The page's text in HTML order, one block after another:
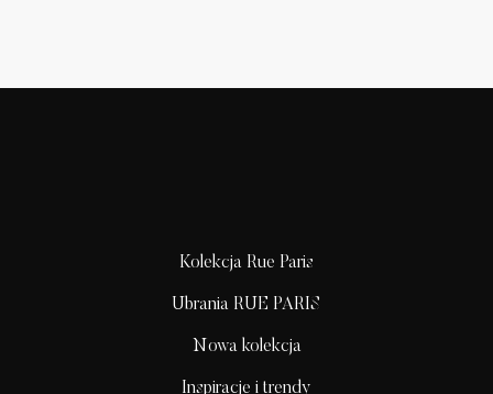
Kolekcja Rue Paris
Ubrania RUE PARIS
Nowa kolekcja
Inspiracje i trendy